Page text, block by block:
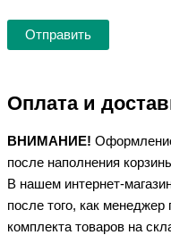
Оплата и
ВНИМАНИЕ!
после наполнения
В нашем интернет-
после того, как менеджер
комплекта товаров на